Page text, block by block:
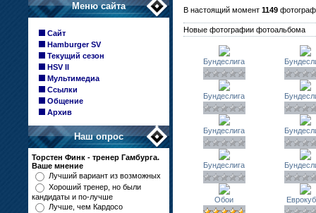
Меню сайта
Сайт
Hamburger SV
Текущий сезон
HSV II
Мультимедиа
Ссылки
Общение
Архив
Наш опрос
Торстен Финк - тренер Гамбурга.
Ваше мнение
Лучший вариант из возможных
Хороший тренер, но были
кандидаты и по-лучше
Лучше, чем Кардосо
В настоящий момент 1149
Новые фотографии фотоальбома
Бундеслига
Бундеслига
Бундеслига
Бундеслига
Обои